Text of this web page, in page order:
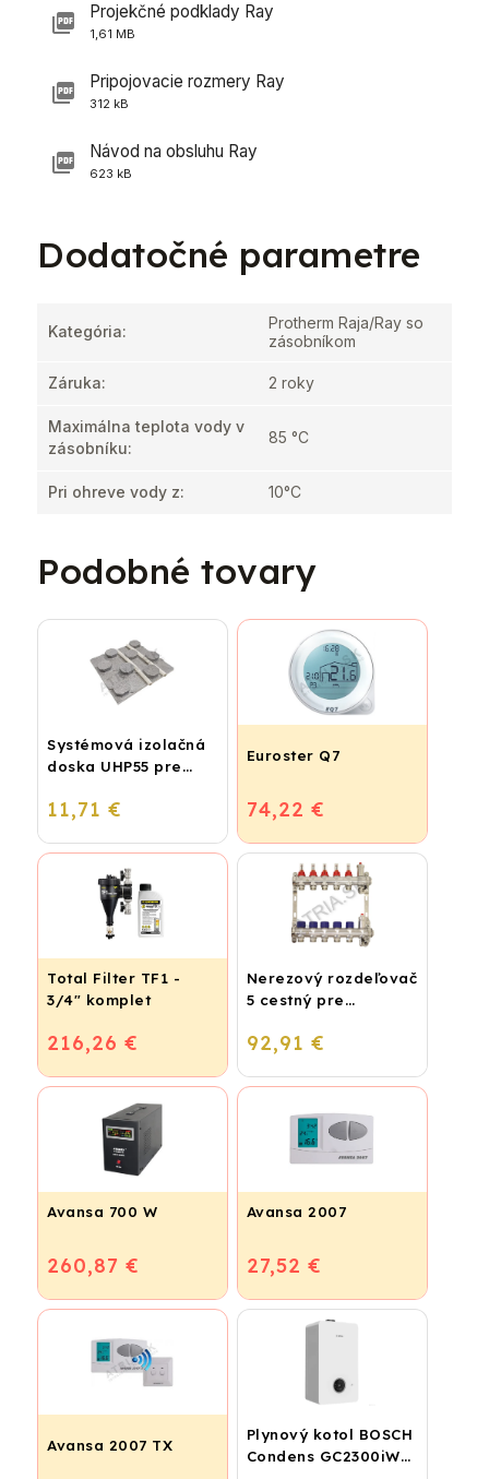
Projekčné podklady Ray
1,61 MB
Pripojovacie rozmery Ray
312 kB
Návod na obsluhu Ray
623 kB
Dodatočné parametre
Kategória:
Protherm Raja/Ray so
zásobníkom
Záruka: 2 roky
Maximálna teplota vody v
zásobníku:
85 °C
Pri ohreve vody z: 10°C
Podobné tovary
Systémová izolačná
doska UHP55 pre
(STIROTERMAL
11,71 €
Euroster Q7
74,22 €
Total Filter TF1 -
3/4" komplet
216,26 €
Nerezový rozdeľovač
5 cestný pre
vykurovanie
92,91 €
Avansa 700 W
260,87 €
Avansa 2007
27,52 €
Avansa 2007 TX
Plynový kotol BOSCH
Condens GC2300iW